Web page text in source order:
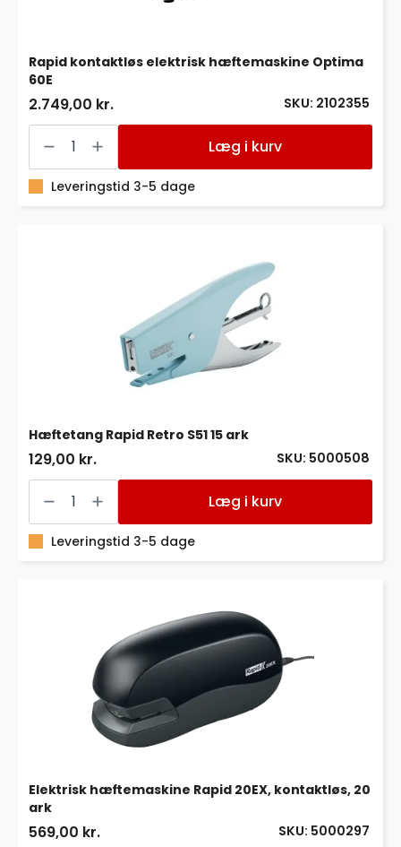
SKU: 2102355
Rapid kontaktløs elektrisk hæftemaskine Optima
60E
2.749,00 kr.
Rapid
kontaktløs
hæftemaskine
Optima
Læg i kurv
Leveringstid 3-5 dage
SKU: 5000508
Hæftetang Rapid Retro S51 15 ark
129,00 kr.
Hæftetang
Rapid
S51
Læg i kurv
Leveringstid 3-5 dage
SKU: 5000297
Elektrisk hæftemaskine Rapid 20EX, kontaktløs, 20
ark
569,00 kr.